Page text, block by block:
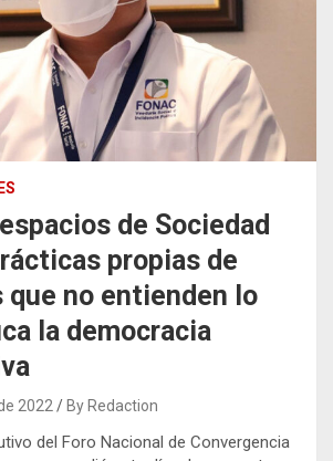
de Sociedad
propias de
que no entienden lo
la democracia
2022 By Redaction
del Foro Nacional de Convergencia